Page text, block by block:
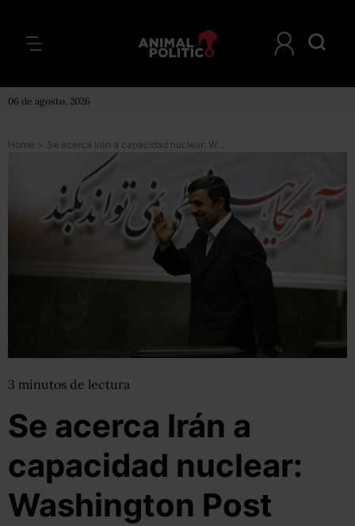
06 de agosto, 2026
Home > Se acerca Irán a capacidad nuclear: Washington Post
3 minutos de lectura
Se acerca Irán a
capacidad nuclear:
Washington Post